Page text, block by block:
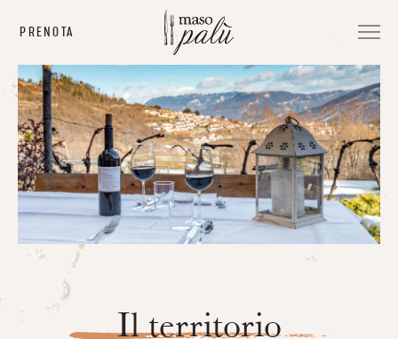
PRENOTA
Il territorio